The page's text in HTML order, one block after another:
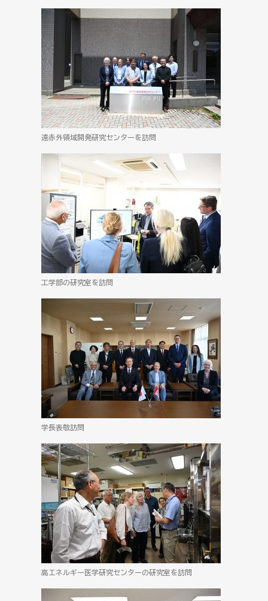
遠赤外領域開発研究センターを訪問
工学部の研究室を訪問
学長表敬訪問
高エネルギー医学研究センターの研究室を訪問